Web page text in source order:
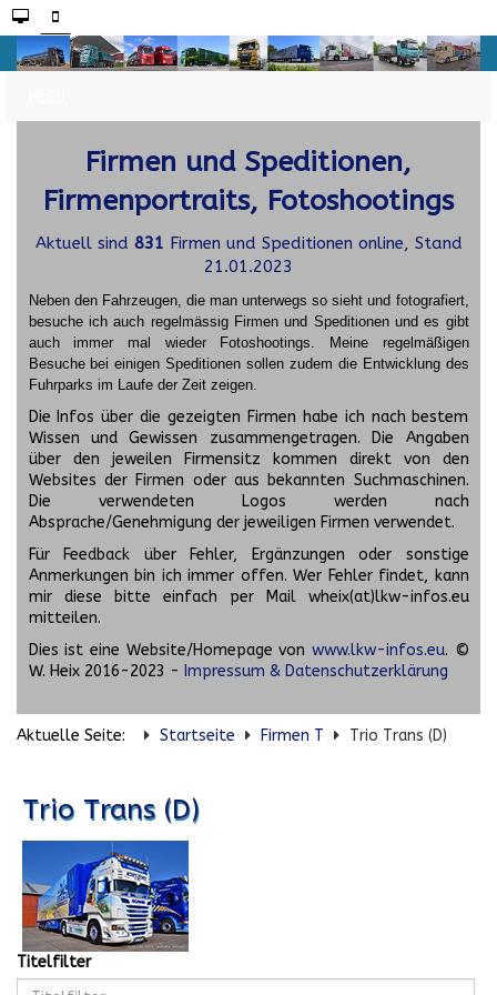
Firmen und Speditionen,
Firmenportraits, Fotoshootings
Aktuell sind 831 Firmen und Speditionen online, Stand
21.01.2023
Neben den Fahrzeugen, die man unterwegs so sieht und fotografiert,
besuche ich auch regelmässig Firmen und Speditionen und es gibt
auch immer mal wieder Fotoshootings.
Meine regelmäßigen
Besuche bei einigen Speditionen sollen zudem die Entwicklung des
Fuhrparks im Laufe der Zeit zeigen.
Die Infos über die gezeigten Firmen habe ich nach bestem
Wissen und Gewissen zusammengetragen. Die Angaben
über den jeweilen Firmensitz kommen direkt von den
Websites der Firmen oder aus bekannten Suchmaschinen.
Die verwendeten Logos werden nach
Absprache/Genehmigung der jeweiligen Firmen verwendet.
Für Feedback über Fehler, Ergänzungen oder sonstige
Anmerkungen bin ich immer offen. Wer Fehler findet, kann
mir diese bitte einfach per Mail wheix(at)lkw-infos.eu
mitteilen.
Dies ist eine Website/Homepage von www.lkw-infos.eu. ©
W. Heix 2016-2023 - Impressum & Datenschutzerklärung
Aktuelle Seite: Startseite Firmen T Trio Trans (D)
Trio Trans (D)
Titelfilter